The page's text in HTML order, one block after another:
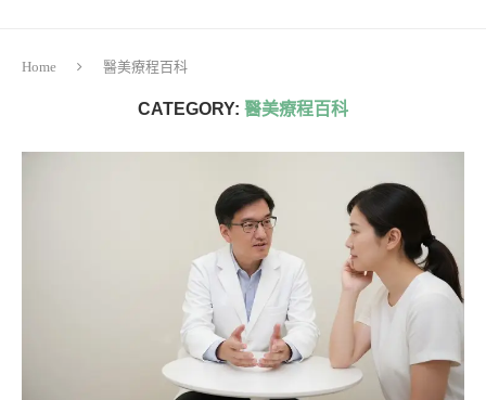
Home 醫美療程百科
CATEGORY: 醫美療程百科